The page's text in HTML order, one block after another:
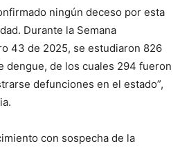
ningún deceso por esta
Durante la Semana
43 de 2025, se estudiaron 826
dengue, de los cuales 294 fueron
defunciones en el estado”,
con sospecha de la